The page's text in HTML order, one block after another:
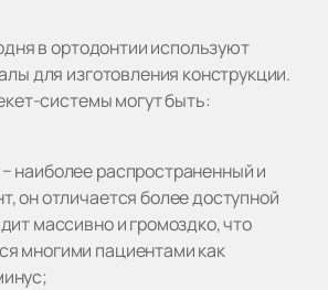
в ортодонтии используют
для изготовления конструкции.
системы могут быть:
наиболее распространенный и
он отличается более доступной
массивно и громоздко, что
многими пациентами как